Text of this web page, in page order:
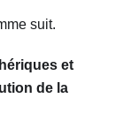
suit.
et
de la